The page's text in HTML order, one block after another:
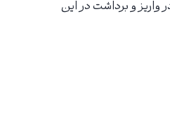
واریز و برداشت در این